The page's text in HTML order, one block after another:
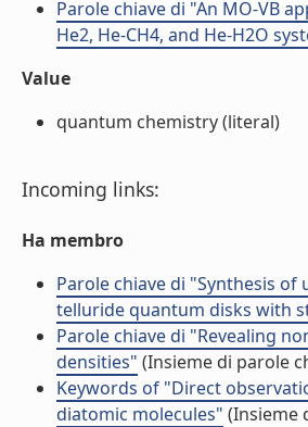
Parole chiave di "An MO-VB
He2, He-CH4, and He-H2O
Value
quantum chemistry (literal)
Incoming links:
Ha membro
Parole chiave di "Synthesis
telluride quantum disks with
Parole chiave di "Revealing
densities" (Insieme di parole
Keywords of "Direct
diatomic molecules" (Insieme